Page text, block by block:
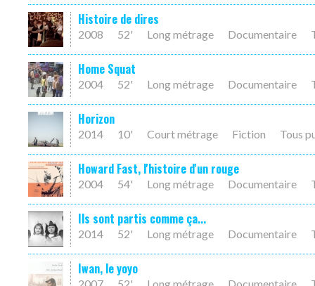
Histoire de dires
2008 52' Long métrage Documentaire
Home Squat
2004 52' Long métrage Documentaire
Horizon
2014 10' Court métrage Fiction Tous
Howard Fast, l'histoire d'un rouge
2004 54' Long métrage Documentaire
Ils sont partis comme ça...
2014 52' Long métrage Documentaire
Iwan, le yoyo